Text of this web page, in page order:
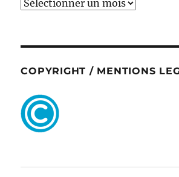
COPYRIGHT / MENTIONS